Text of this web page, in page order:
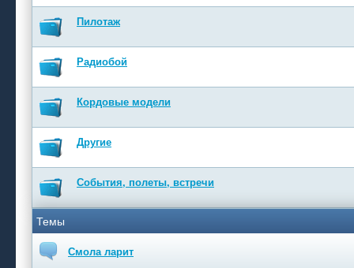
Пилотаж
Радиобой
Кордовые модели
Другие
События, полеты, встречи
Темы
Смола ларит